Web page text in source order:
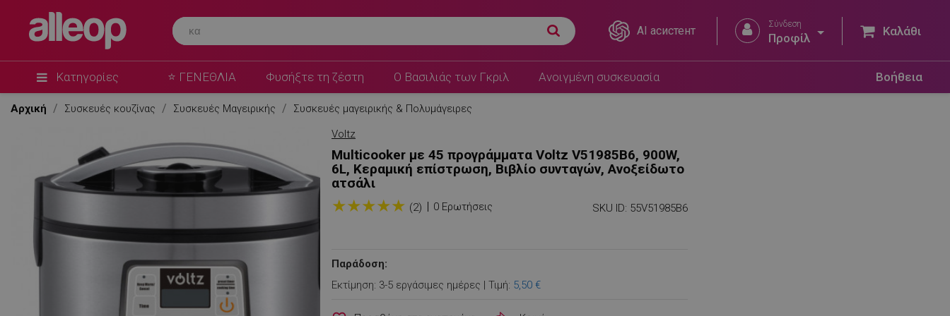
AI асистент  Σύνδεση
Προφίλ  Καλάθι
Κατηγορίες ⭐ ΓΕΝΕΘΛΙΑ Φυσήξτε τη ζέστη Ο Βασιλιάς των Γκριλ Ανοιγμένη συσκευασία Βοήθεια
Αρχική Συσκευές κουζίνας Συσκευές Μαγειρικής
Συσκευές μαγειρικής & Πολυμάγειρες
Voltz
Multicooker με 45 προγράμματα Voltz V51985B6, 900W,
6L, Κεραμική επίστρωση, Βιβλίο συνταγών, Ανοξείδωτο
ατσάλι
SKU ID: 55V51985B6
★★★★★ (2) 0 Ερωτήσεις
Παράδοση:
Εκτίμηση: 3-5 εργάσιμες ημέρες | Τιμή: 5,50 €